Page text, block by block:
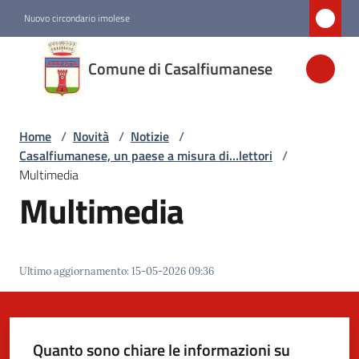
Nuovo circondario imolese
Comune di Casalfiumanese
Comune di
Casalfiumanese
Amministrazione
Menu selezionato
Vivere
Casalfiumanese
Home / Novità / Notizie /
Casalfiumanese, un paese a misura di…lettori /
Multimedia
Multimedia
Ultimo aggiornamento:15-05-2026 09:36
Quanto sono chiare le informazioni su